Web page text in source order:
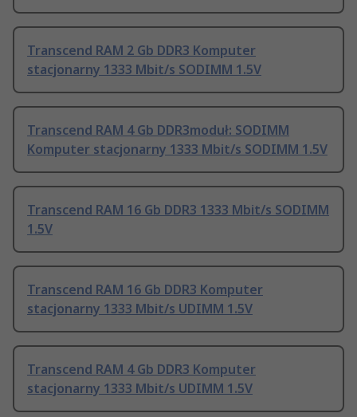
Transcend RAM 2 Gb DDR3 Komputer
stacjonarny 1333 Mbit/s SODIMM 1.5V
Transcend RAM 4 Gb DDR3moduł: SODIMM
Komputer stacjonarny 1333 Mbit/s SODIMM 1.5V
Transcend RAM 16 Gb DDR3 1333 Mbit/s SODIMM
1.5V
Transcend RAM 16 Gb DDR3 Komputer
stacjonarny 1333 Mbit/s UDIMM 1.5V
Transcend RAM 4 Gb DDR3 Komputer
stacjonarny 1333 Mbit/s UDIMM 1.5V